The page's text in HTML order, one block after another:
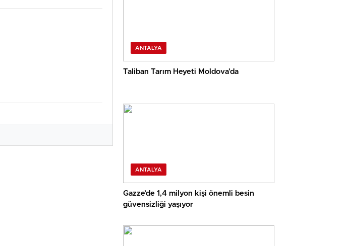
ANTALYA
Taliban Tarım Heyeti Moldova’da
ANTALYA
Gazze’de 1,4 milyon kişi önemli besin
güvensizliği yaşıyor